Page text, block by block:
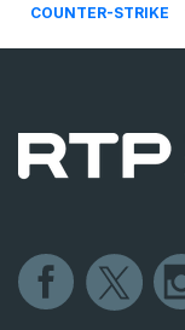
COUNTER-STRIKE